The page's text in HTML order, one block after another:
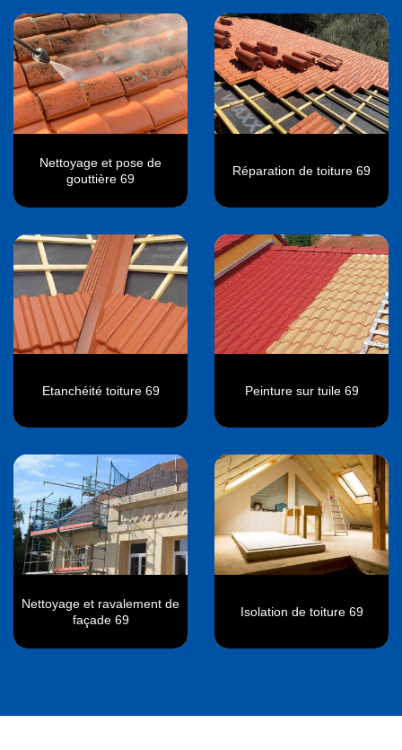
Nettoyage et pose de
gouttière 69
Réparation de toiture 69
Etanchéité toiture 69 Peinture sur tuile 69
Nettoyage et ravalement de
façade 69
Isolation de toiture 69